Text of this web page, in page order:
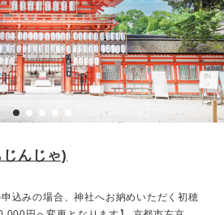
んじゃ)
込みの場合、神社へお納めいただく初穂